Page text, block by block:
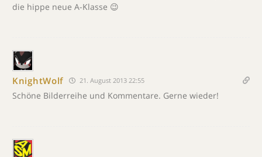
die hippe neue A-Klasse 😉
KnightWolf 21. August 2013 22:55
Schöne Bilderreihe und Kommentare. Gerne wieder!